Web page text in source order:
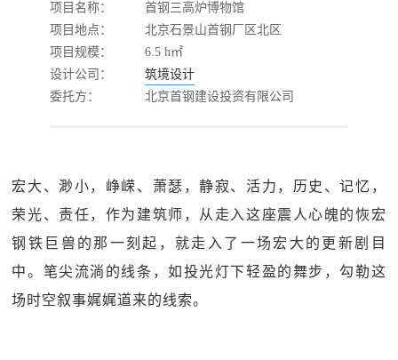
项目名称：
首钢三高炉博物馆
项目地点：
北京石景山首钢厂区北区
项目规模：
6.5 h㎡
设计公司：
筑境设计
委托方：
北京首钢建设投资有限公司
宏大、渺小，峥嵘、萧瑟，静寂、活力，历史、记忆，
荣光、责任，作为建筑师，从走入这座震人心魄的恢宏
钢铁巨兽的那一刻起，就走入了一场宏大的更新剧目
中。笔尖流淌的线条，如投光灯下轻盈的舞步，勾勒这
场时空叙事娓娓道来的线索。